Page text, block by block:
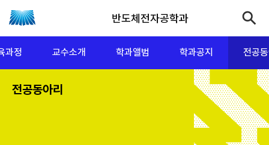
반도체전자공학과
과정 교수소개 학과앨범 학과공지 전공
전공동아리